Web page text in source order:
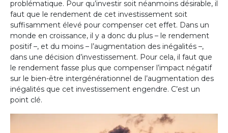
problématique. Pour qu’investir soit néanmoins désirable, il
faut que le rendement de cet investissement soit
suffisamment élevé pour compenser cet effet. Dans un
monde en croissance, il y a donc du plus – le rendement
positif –, et du moins – l’augmentation des inégalités –,
dans une décision d’investissement. Pour cela, il faut que
le rendement fasse plus que compenser l’impact négatif
sur le bien-être intergénérationnel de l’augmentation des
inégalités que cet investissement engendre. C’est un
point clé.